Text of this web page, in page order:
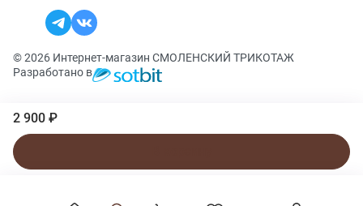
2 900 ₽
© 2026 Интернет-магазин СМОЛЕНСКИЙ ТРИКОТАЖ
Разработано в